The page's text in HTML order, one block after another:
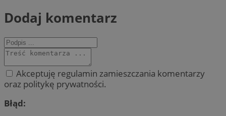
Dodaj komentarz
Akceptuję regulamin zamieszczania komentarzy
oraz politykę prywatności.
Błąd: